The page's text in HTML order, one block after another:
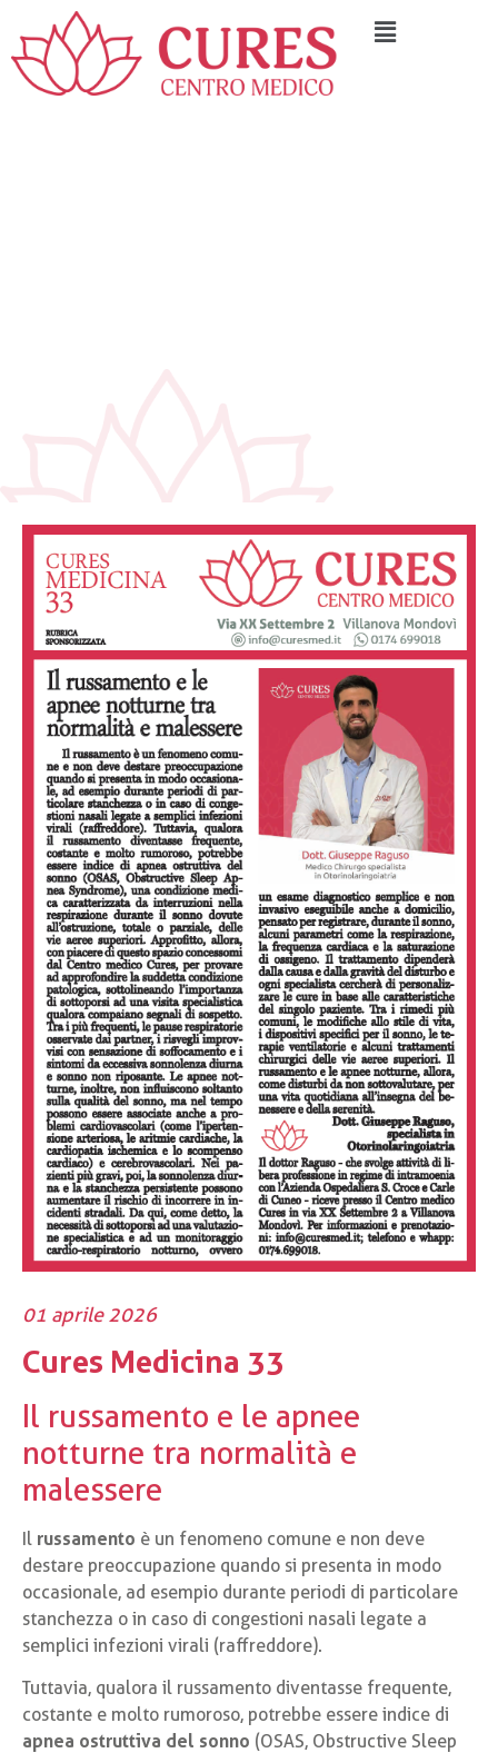
01 aprile 2026
Cures Medicina 33
Il russamento e le apnee
notturne tra normalità e
malessere
Il russamento è un fenomeno comune e non deve
destare preoccupazione quando si presenta in modo
occasionale, ad esempio durante periodi di particolare
stanchezza o in caso di congestioni nasali legate a
semplici infezioni virali (raffreddore).
Tuttavia, qualora il russamento diventasse frequente,
costante e molto rumoroso, potrebbe essere indice di
apnea ostruttiva del sonno (OSAS, Obstructive Sleep